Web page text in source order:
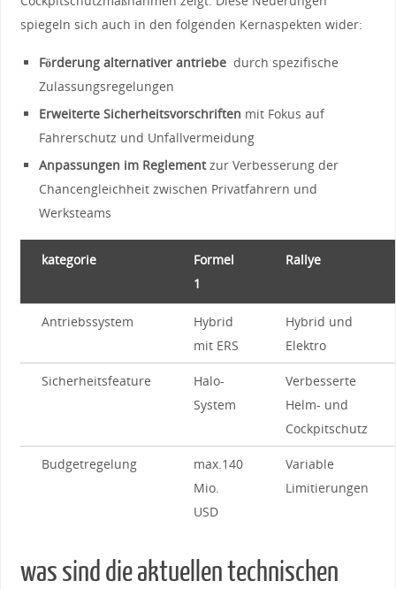
⁢spiegeln ​sich auch in‍ den folgenden Kernaspekten wider:
Förderung⁢ alternativer antriebe ⁢ durch spezifische
Zulassungsregelungen
Erweiterte Sicherheitsvorschriften ⁢mit Fokus auf
Fahrerschutz⁢ und Unfallvermeidung
Anpassungen im⁣ Reglement⁣zur Verbesserung der
Chancengleichheit zwischen Privatfahrern​ und⁤
Werksteams
kategorie
Formel
1
Rallye
Antriebssystem
Hybrid⁣
mit​ ERS
Hybrid und
Elektro
Sicherheitsfeature
Halo-
System
Verbesserte⁤
Helm-‍ und⁣
Cockpitschutz
Budgetregelung
max.140​
Mio.
USD
Variable ​
Limitierungen
was sind die aktuellen technischen